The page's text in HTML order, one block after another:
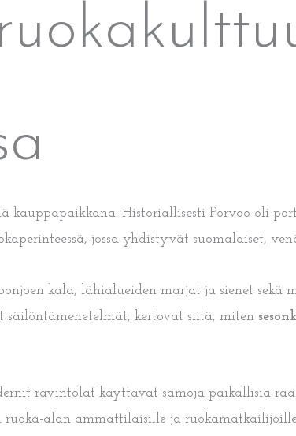
kauppapaikkana. Historiallisesti Porvoo oli
jossa yhdistyvät suomalaiset,
kala, lähialueiden marjat ja sienet sekä
säilöntämenetelmät, kertovat siitä, miten
ravintolat käyttävät samoja paikallisia
alan ammattilaisille ja